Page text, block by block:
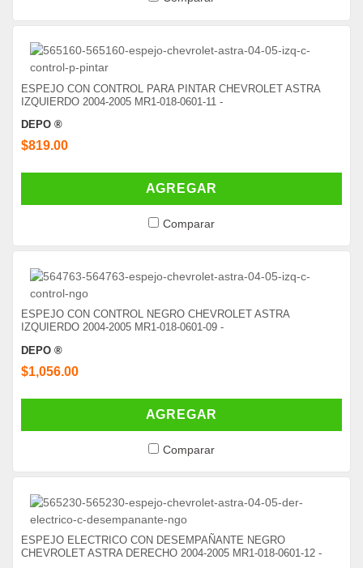
ESPEJO CON CONTROL PARA PINTAR CHEVROLET ASTRA
IZQUIERDO 2004-2005 MR1-018-0601-11 -
DEPO ®
$819.00
AGREGAR
Comparar
ESPEJO CON CONTROL NEGRO CHEVROLET ASTRA
IZQUIERDO 2004-2005 MR1-018-0601-09 -
DEPO ®
$1,056.00
AGREGAR
Comparar
ESPEJO ELECTRICO CON DESEMPAÑANTE NEGRO
CHEVROLET ASTRA DERECHO 2004-2005 MR1-018-0601-12 -